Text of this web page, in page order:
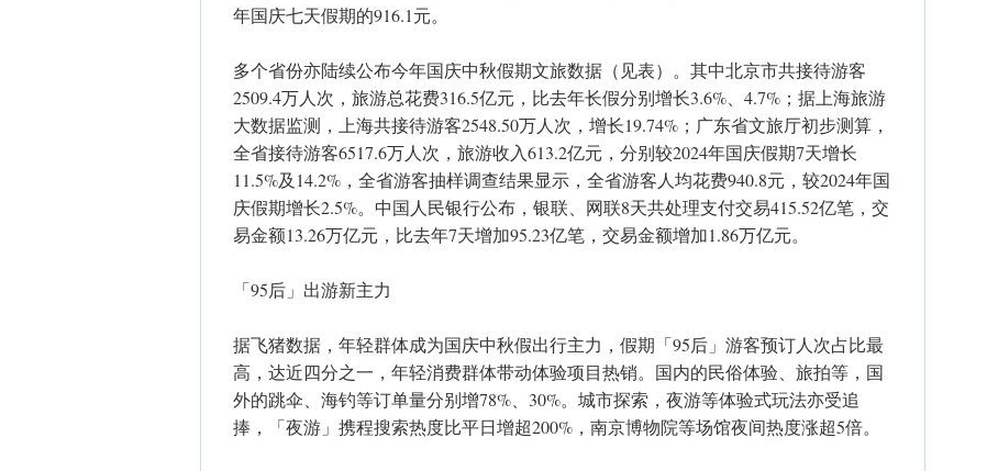
年国庆七天假期的916.1元。
多个省份亦陆续公布今年国庆中秋假期文旅数据（见表）。其中北京市共接待游客
2509.4万人次，旅游总花费316.5亿元，比去年长假分别增长3.6%、4.7%；据上海旅游
大数据监测，上海共接待游客2548.50万人次，增长19.74%；广东省文旅厅初步测算，
全省接待游客6517.6万人次，旅游收入613.2亿元，分别较2024年国庆假期7天增长
11.5%及14.2%，全省游客抽样调查结果显示，全省游客人均花费940.8元，较2024年国
庆假期增长2.5%。中国人民银行公布，银联、网联8天共处理支付交易415.52亿笔，交
易金额13.26万亿元，比去年7天增加95.23亿笔，交易金额增加1.86万亿元。
「95后」出游新主力
据飞猪数据，年轻群体成为国庆中秋假出行主力，假期「95后」游客预订人次占比最
高，达近四分之一，年轻消费群体带动体验项目热销。国内的民俗体验、旅拍等，国
外的跳伞、海钓等订单量分别增78%、30%。城市探索，夜游等体验式玩法亦受追
捧，「夜游」携程搜索热度比平日增超200%，南京博物院等场馆夜间热度涨超5倍。